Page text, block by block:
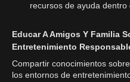
recursos de ayuda
Educar A Amigos Y Familia
Entretenimiento
Compartir conocimientos
los entornos de